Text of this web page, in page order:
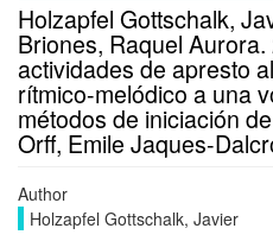
Holzapfel Gottschalk,
Briones, Raquel
actividades de apresto
rítmico-melódico a una
métodos de iniciación
Orff, Emile Jaques-
Author
Holzapfel Gottschalk, Javier